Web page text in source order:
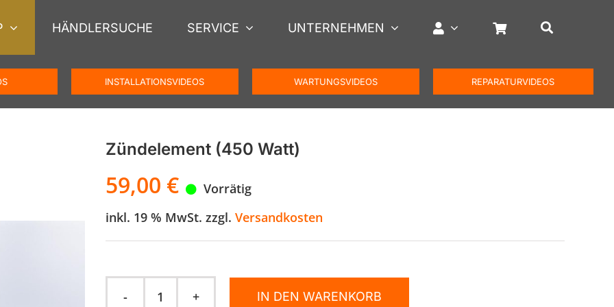
HÄNDLERSUCHE SERVICE UNTERNEHMEN
INSTALLATIONSVIDEOS WARTUNGSVIDEOS REPARATURVIDEOS
Zündelement (450 Watt)
59,00 €
Vorrätig
inkl. 19 % MwSt. zzgl. Versandkosten
IN DEN WARENKORB